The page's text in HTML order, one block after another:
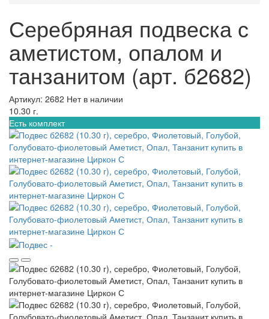
Серебряная подвеска с
аметистом, опалом и
танзанитом (арт. б2682)
Артикул: 2682 Нет в наличии
10.30 г.
Есть комплект